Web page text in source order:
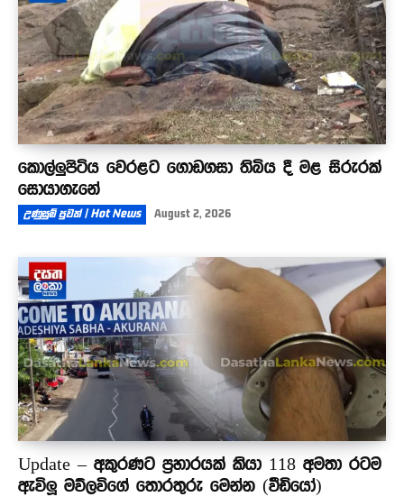
කොල්ලුපිටිය වෙරළට ගොඩගසා තිබිය දී මළ සිරුරක්
සොයාගැනේ
උණුසුම් පුවත් | Hot News August 2, 2026
Update – අකුරණට ප්‍රහාරයක් කියා 118 අමතා රටම
ඇවිලූ මව්ලවිගේ තොරතුරු මෙන්න (වීඩියෝ)